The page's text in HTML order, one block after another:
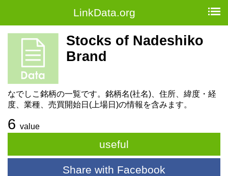
LinkData.org
Stocks of Nadeshiko
Brand
なでしこ銘柄の一覧です。銘柄名(社名)、住所、緯度・経
度、業種、売買開始日(上場日)の情報を含みます。
6 value
useful
Share with Facebook